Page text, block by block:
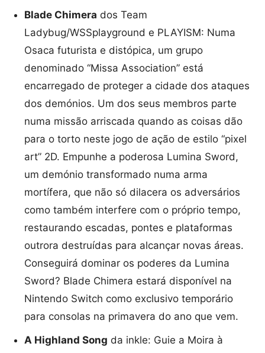
Blade Chimera dos Team
Ladybug/WSSplayground e PLAYISM: Numa
Osaca futurista e distópica, um grupo
denominado “Missa Association” está
encarregado de proteger a cidade dos ataques
dos demónios. Um dos seus membros parte
numa missão arriscada quando as coisas dão
para o torto neste jogo de ação de estilo “pixel
art” 2D. Empunhe a poderosa Lumina Sword,
um demónio transformado numa arma
mortífera, que não só dilacera os adversários
como também interfere com o próprio tempo,
restaurando escadas, pontes e plataformas
outrora destruídas para alcançar novas áreas.
Conseguirá dominar os poderes da Lumina
Sword? Blade Chimera estará disponível na
Nintendo Switch como exclusivo temporário
para consolas na primavera do ano que vem.
A Highland Song da inkle: Guie a Moira à